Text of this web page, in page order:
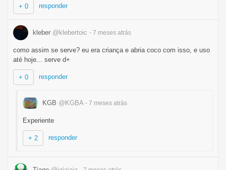
+ 0 responder
kleber @klebertoic - 7 meses atrás
como assim se serve? eu era criança e abria coco com isso, e uso
até hoje... serve d+
+ 0 responder
KGB @KGBA - 7 meses atrás
Experiente
+ 2 responder